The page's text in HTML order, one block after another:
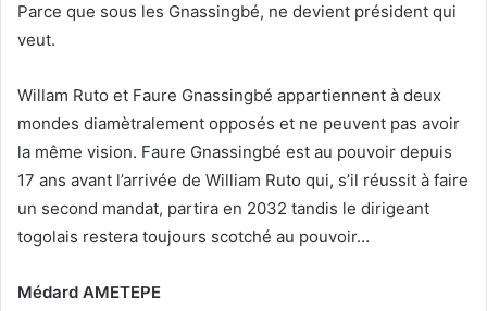
Parce que sous les Gnassingbé, ne devient président qui
veut.
Willam Ruto et Faure Gnassingbé appartiennent à deux
mondes diamètralement opposés et ne peuvent pas avoir
la même vision. Faure Gnassingbé est au pouvoir depuis
17 ans avant l’arrivée de William Ruto qui, s’il réussit à faire
un second mandat, partira en 2032 tandis le dirigeant
togolais restera toujours scotché au pouvoir…
Médard AMETEPE